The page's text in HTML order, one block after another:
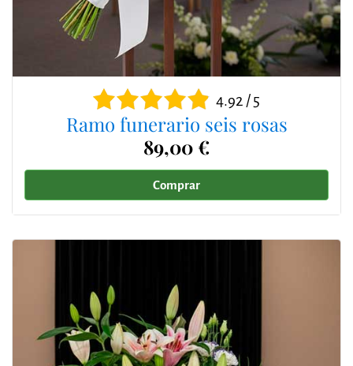
4.92 / 5
Ramo funerario seis rosas
89,00 €
Comprar